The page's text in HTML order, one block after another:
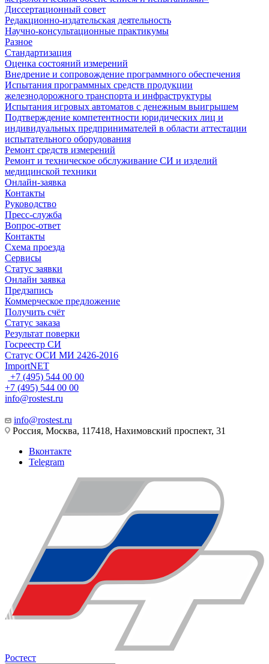
Диссертационный совет
Редакционно-издательская деятельность
Научно-консультационные практикумы
Разное
Стандартизация
Оценка состояний измерений
Внедрение и сопровождение программного обеспечения
Испытания программных средств продукции
железнодорожного транспорта и инфраструктуры
Испытания игровых автоматов с денежным выигрышем
Подтверждение компетентности юридических лиц и
индивидуальных предпринимателей в области аттестации
испытательного оборудования
Ремонт средств измерений
Ремонт и техническое обслуживание СИ и изделий
медицинской техники
Онлайн-заявка
Контакты
Руководство
Пресс-служба
Вопрос-ответ
Контакты
Схема проезда
Сервисы
Статус заявки
Онлайн заявка
Предзапись
Коммерческое предложение
Получить счёт
Статус заказа
Результат поверки
Госреестр СИ
Статус ОСИ МИ 2426-2016
ImportNET
+7 (495) 544 00 00
+7 (495) 544 00 00
info@rostest.ru
info@rostest.ru
Россия, Москва, 117418, Нахимовский проспект, 31
Вконтакте
Telegram
Ростест